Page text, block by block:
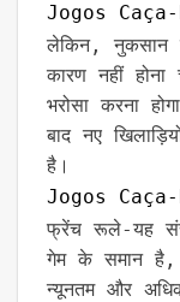
Jogos
लेकिन, नुकसान
कारण नहीं
भरोसा करना
बाद नए
है।
Jogos
फ्रेंच रूले-यह
गेम के समान है,
न्यूनतम और